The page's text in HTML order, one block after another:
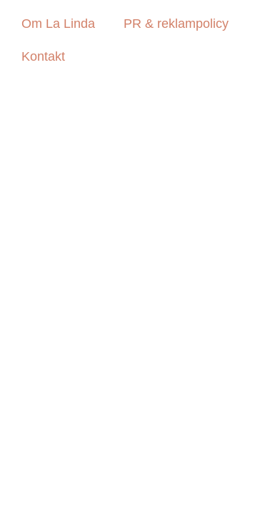
Om La Linda PR & reklampolicy
Kontakt